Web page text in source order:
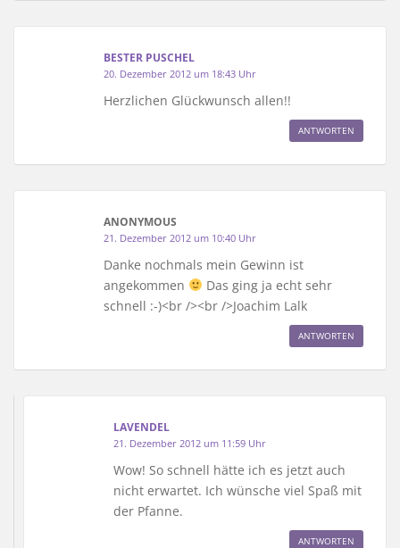
BESTER PUSCHEL
20. Dezember 2012 um 18:43 Uhr
Herzlichen Glückwunsch allen!!
ANTWORTEN
ANONYMOUS
21. Dezember 2012 um 10:40 Uhr
Danke nochmals mein Gewinn ist
angekommen
Das ging ja echt sehr
schnell :-)<br /><br />Joachim Lalk
ANTWORTEN
LAVENDEL
21. Dezember 2012 um 11:59 Uhr
Wow! So schnell hätte ich es jetzt auch
nicht erwartet. Ich wünsche viel Spaß mit
der Pfanne.
ANTWORTEN